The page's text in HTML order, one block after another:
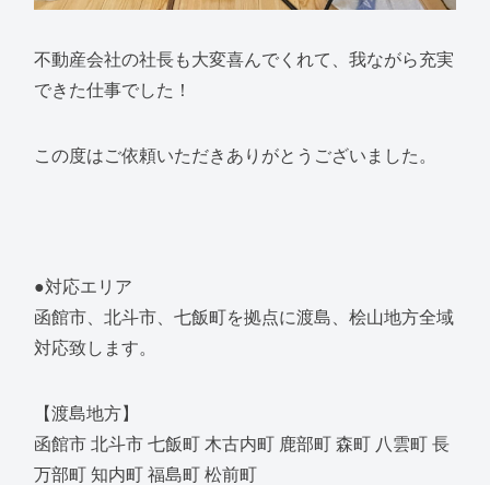
不動産会社の社長も大変喜んでくれて、我ながら充実
できた仕事でした！
この度はご依頼いただきありがとうございました。
●対応エリア
函館市、北斗市、七飯町を拠点に渡島、桧山地方全域
対応致します。
【渡島地方】
函館市 北斗市 七飯町 木古内町 鹿部町 森町 八雲町 長
万部町 知内町 福島町 松前町